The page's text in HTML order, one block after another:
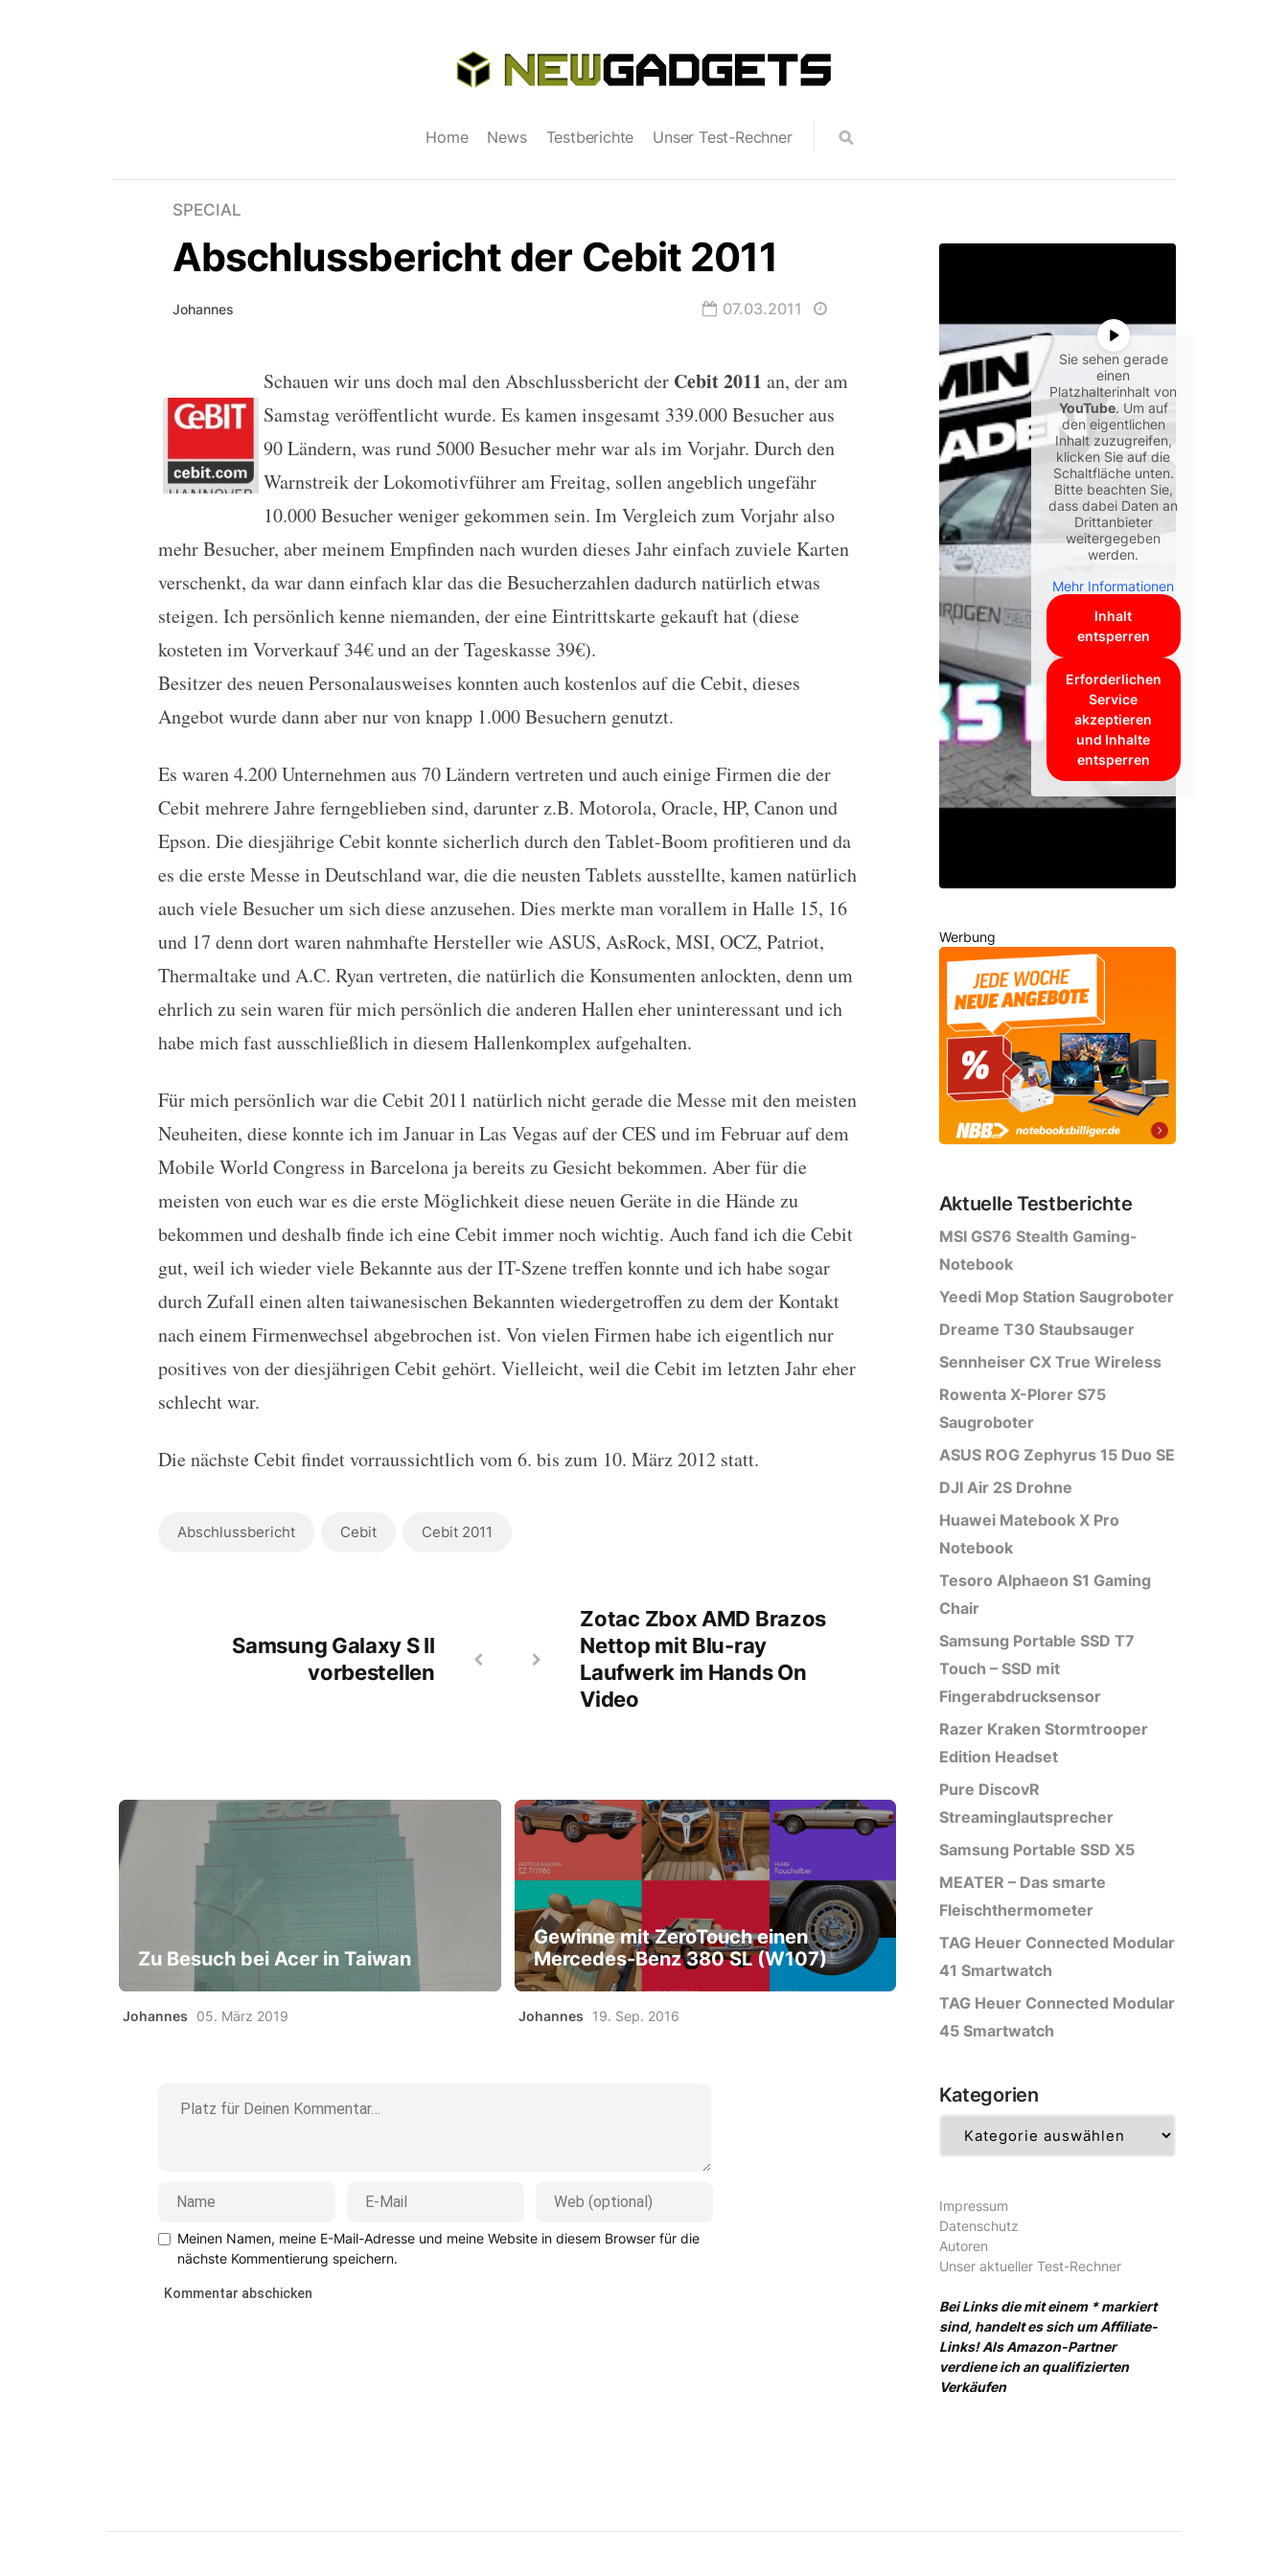
Home News Testberichte Unser Test-Rechner
SPECIAL
Abschlussbericht der Cebit 2011
Johannes 07.03.2011
Abschlussbericht der Cebit 2011
Schauen wir uns doch mal den Abschlussbericht der Cebit 2011 an, der am
Samstag veröffentlicht wurde. Es kamen insgesamt 339.000 Besucher aus
90 Ländern, was rund 5000 Besucher mehr war als im Vorjahr. Durch den
Warnstreik der Lokomotivführer am Freitag, sollen angeblich ungefähr
10.000 Besucher weniger gekommen sein. Im Vergleich zum Vorjahr also
mehr Besucher, aber meinem Empfinden nach wurden dieses Jahr einfach zuviele Karten
verschenkt, da war dann einfach klar das die Besucherzahlen dadurch natürlich etwas
steigen. Ich persönlich kenne niemanden, der eine Eintrittskarte gekauft hat (diese
kosteten im Vorverkauf 34€ und an der Tageskasse 39€).
Besitzer des neuen Personalausweises konnten auch kostenlos auf die Cebit, dieses
Angebot wurde dann aber nur von knapp 1.000 Besuchern genutzt.
Es waren 4.200 Unternehmen aus 70 Ländern vertreten und auch einige Firmen die der
Cebit mehrere Jahre ferngeblieben sind, darunter z.B. Motorola, Oracle, HP, Canon und
Epson. Die diesjährige Cebit konnte sicherlich durch den Tablet-Boom profitieren und da
es die erste Messe in Deutschland war, die die neusten Tablets ausstellte, kamen natürlich
auch viele Besucher um sich diese anzusehen. Dies merkte man vorallem in Halle 15, 16
und 17 denn dort waren nahmhafte Hersteller wie ASUS, AsRock, MSI, OCZ, Patriot,
Thermaltake und A.C. Ryan vertreten, die natürlich die Konsumenten anlockten, denn um
ehrlich zu sein waren für mich persönlich die anderen Hallen eher uninteressant und ich
habe mich fast ausschließlich in diesem Hallenkomplex aufgehalten.
Für mich persönlich war die Cebit 2011 natürlich nicht gerade die Messe mit den meisten
Neuheiten, diese konnte ich im Januar in Las Vegas auf der CES und im Februar auf dem
Mobile World Congress in Barcelona ja bereits zu Gesicht bekommen. Aber für die
meisten von euch war es die erste Möglichkeit diese neuen Geräte in die Hände zu
bekommen und deshalb finde ich eine Cebit immer noch wichtig. Auch fand ich die Cebit
gut, weil ich wieder viele Bekannte aus der IT-Szene treffen konnte und ich habe sogar
durch Zufall einen alten taiwanesischen Bekannten wiedergetroffen zu dem der Kontakt
nach einem Firmenwechsel abgebrochen ist. Von vielen Firmen habe ich eigentlich nur
positives von der diesjährigen Cebit gehört. Vielleicht, weil die Cebit im letzten Jahr eher
schlecht war.
Die nächste Cebit findet vorraussichtlich vom 6. bis zum 10. März 2012 statt.
Abschlussbericht Cebit Cebit 2011
Samsung Galaxy S II
vorbestellen
Zotac Zbox AMD Brazos
Nettop mit Blu-ray
Laufwerk im Hands On
Video
Zu Besuch bei Acer in Taiwan
Johannes 05. März 2019
Gewinne mit ZeroTouch einen
Mercedes-Benz 380 SL (W107)
Johannes 19. Sep. 2016
Meinen Namen, meine E-Mail-Adresse und meine Website in diesem Browser für die
nächste Kommentierung speichern.
Sie sehen gerade
einen
Platzhalterinhalt von
YouTube. Um auf
den eigentlichen
Inhalt zuzugreifen,
klicken Sie auf die
Schaltfläche unten.
Bitte beachten Sie,
dass dabei Daten an
Drittanbieter
weitergegeben
werden.
Mehr Informationen
Inhalt
entsperren
Erforderlichen
Service
akzeptieren
und Inhalte
entsperren
Werbung
Aktuelle Testberichte
MSI GS76 Stealth Gaming-
Notebook
Yeedi Mop Station Saugroboter
Dreame T30 Staubsauger
Sennheiser CX True Wireless
Rowenta X-Plorer S75
Saugroboter
ASUS ROG Zephyrus 15 Duo SE
DJI Air 2S Drohne
Huawei Matebook X Pro
Notebook
Tesoro Alphaeon S1 Gaming
Chair
Samsung Portable SSD T7
Touch – SSD mit
Fingerabdrucksensor
Razer Kraken Stormtrooper
Edition Headset
Pure DiscovR
Streaminglautsprecher
Samsung Portable SSD X5
MEATER – Das smarte
Fleischthermometer
TAG Heuer Connected Modular
41 Smartwatch
TAG Heuer Connected Modular
45 Smartwatch
Kategorien
Impressum
Datenschutz
Autoren
Unser aktueller Test-Rechner
Bei Links die mit einem * markiert
sind, handelt es sich um Affiliate-
Links! Als Amazon-Partner
verdiene ich an qualifizierten
Verkäufen